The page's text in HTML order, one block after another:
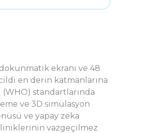
ekranı ve 48
en derin katmanlarına
standartlarında
ve 3D simülasyon
ve yapay zeka
vazgeçilmez